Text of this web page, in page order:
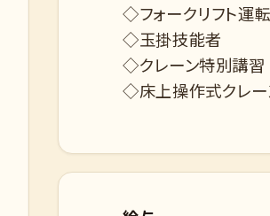
◇フォークリフト運
◇玉掛技能者
◇クレーン特別講習
◇床上操作式クレ